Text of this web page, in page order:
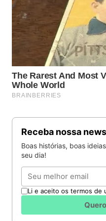
Receba nossa
Boas histórias, boas
seu dia!
Email
Li e aceito os termos de